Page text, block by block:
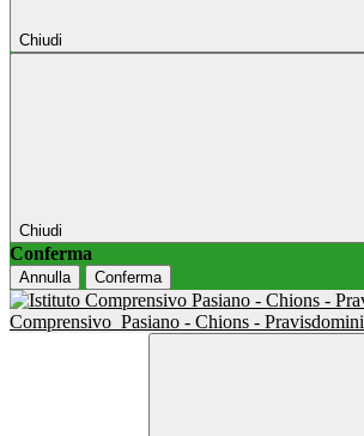
Chiudi
Chiudi
Conferma
Annulla Conferma
Comprensivo Pasiano - Chions - Pravisdomini